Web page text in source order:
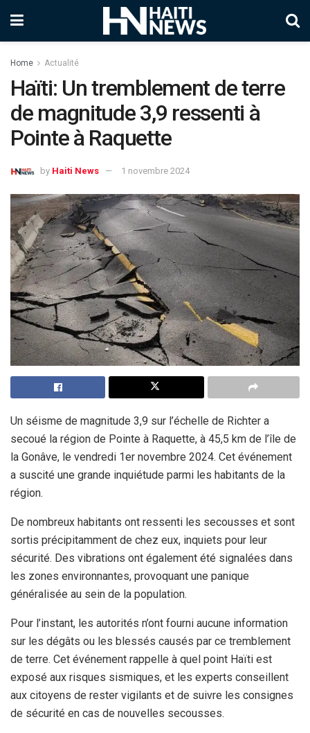
Home Actualité
Haïti: Un tremblement de terre
de magnitude 3,9 ressenti à
Pointe à Raquette
by Haiti News 1 novembre 2024
Un séisme de magnitude 3,9 sur l’échelle de Richter a
secoué la région de Pointe à Raquette, à 45,5 km de l’île de
la Gonâve, le vendredi 1er novembre 2024. Cet événement
a suscité une grande inquiétude parmi les habitants de la
région.
De nombreux habitants ont ressenti les secousses et sont
sortis précipitamment de chez eux, inquiets pour leur
sécurité. Des vibrations ont également été signalées dans
les zones environnantes, provoquant une panique
généralisée au sein de la population.
Pour l’instant, les autorités n’ont fourni aucune information
sur les dégâts ou les blessés causés par ce tremblement
de terre. Cet événement rappelle à quel point Haïti est
exposé aux risques sismiques, et les experts conseillent
aux citoyens de rester vigilants et de suivre les consignes
de sécurité en cas de nouvelles secousses.